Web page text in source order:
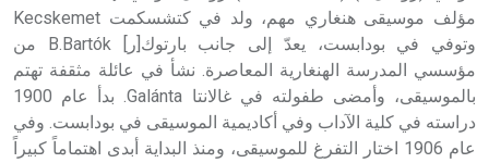
- هل تعلم أن أبجر Abgar اسم معروف جيداً يعود إلى عدد من
الملوك الذين حكموا مدينة إديسا (الرها) من أبجر الأول وحتى
التاسع، وهم ينتسبون إلى أسرة أوسروين
مؤلف موسيقى هنغاري مهم، ولد في كتشسكمت Kecskemet
وتوفي في بودابست، يعدّ إلى جانب بارتوك[ر] B.Bartók من
مؤسسي المدرسة الهنغارية المعاصرة. نشأ في عائلة مثقفة تهتم
بالموسيقى، وأمضى طفولته في غالانتا Galánta. بدأ عام 1900
دراسته في كلية الآداب وفي أكاديمية الموسيقى في بودابست. وفي
عام 1906 اختار التفرغ للموسيقى، ومنذ البداية أبدى اهتماماً كبيراً